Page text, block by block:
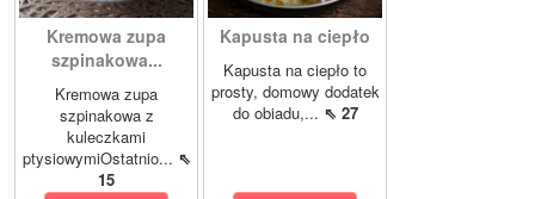
Kremowa zupa
szpinakowa...
Kremowa zupa
szpinakowa z
kuleczkami
ptysiowymiOstatnio... ⇖
15
Kapusta na ciepło
Kapusta na ciepło to
prosty, domowy dodatek
do obiadu,... ⇖ 27